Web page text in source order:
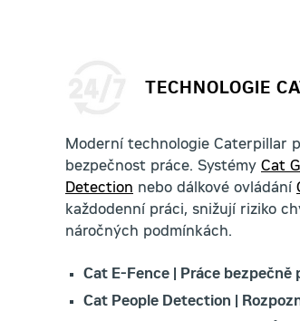
TECHNOLOGIE
Moderní technologie Caterpillar
bezpečnost práce. Systémy Cat
Detection nebo dálkové ovládání
každodenní práci, snižují riziko
náročných podmínkách.
Cat E-Fence | Práce
Cat People Detection |